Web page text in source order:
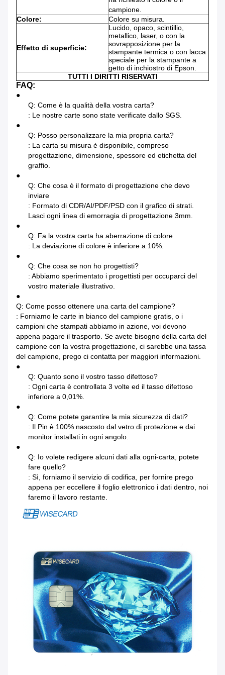
campione.
Colore:
Colore su misura.
Effetto di superficie:
Lucido, opaco, scintillio,
metallico, laser, o con la
sovrapposizione per la
stampante termica o con lacca
speciale per la stampante a
getto di inchiostro di Epson.
TUTTI I DIRITTI RISERVATI
FAQ:
●
Q: Come è la qualità della vostra carta?
: Le nostre carte sono state verificate dallo SGS.
●
Q: Posso personalizzare la mia propria carta?
: La carta su misura è disponibile, compreso
progettazione, dimensione, spessore ed etichetta del
graffio.
●
Q: Che cosa è il formato di progettazione che devo
inviare
: Formato di CDR/AI/PDF/PSD con il grafico di strati.
Lasci ogni linea di emorragia di progettazione 3mm.
●
Q: Fa la vostra carta ha aberrazione di colore
: La deviazione di colore è inferiore a 10%.
●
Q: Che cosa se non ho progettisti?
: Abbiamo sperimentato i progettisti per occuparci del
vostro materiale illustrativo.
●
Q: Come posso ottenere una carta del campione?
: Forniamo le carte in bianco del campione gratis, o i
campioni che stampati abbiamo in azione, voi devono
appena pagare il trasporto. Se avete bisogno della carta del
campione con la vostra progettazione, ci sarebbe una tassa
del campione, prego ci contatta per maggiori informazioni.
●
Q: Quanto sono il vostro tasso difettoso?
: Ogni carta è controllata 3 volte ed il tasso difettoso
inferiore a 0,01%.
●
Q: Come potete garantire la mia sicurezza di dati?
: Il Pin è 100% nascosto dal vetro di protezione e dai
monitor installati in ogni angolo.
●
Q: Io volete redigere alcuni dati alla ogni-carta, potete
fare quello?
: Sì, forniamo il servizio di codifica, per fornire prego
appena per eccellere il foglio elettronico i dati dentro, noi
faremo il lavoro restante.